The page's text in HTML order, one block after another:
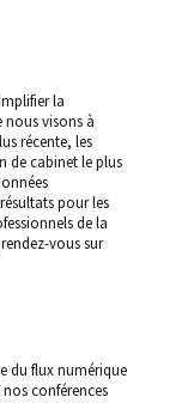
la
nous visons à
récente, les
de cabinet le plus
pour les
de la
vous sur
du flux numérique
conférences